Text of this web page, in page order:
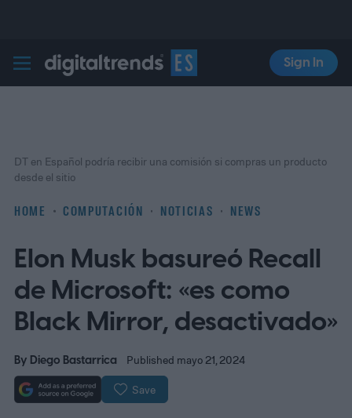
Digital Trends Español
Sign In
HOME COMPUTACIÓN NOTICIAS NEWS
DT en Español podría recibir una comisión si compras un producto
desde el sitio
Elon Musk basureó Recall
de Microsoft: «es como
Black Mirror, desactivado»
By Diego Bastarrica Published mayo 21, 2024
Save